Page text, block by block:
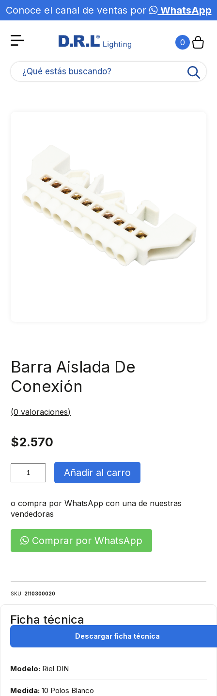
Conoce el canal de ventas por WhatsApp
0
¿Qué estás buscando?
Barra Aislada De
Conexión
(0 valoraciones)
$2.570
Barra
Conexión
cantidad
Añadir al carro
o compra por WhatsApp con una de nuestras
vendedoras
Comprar por WhatsApp
SKU: 2110300020
Ficha técnica
Descargar ficha técnica
Modelo: Riel DIN
Medida: 10 Polos Blanco